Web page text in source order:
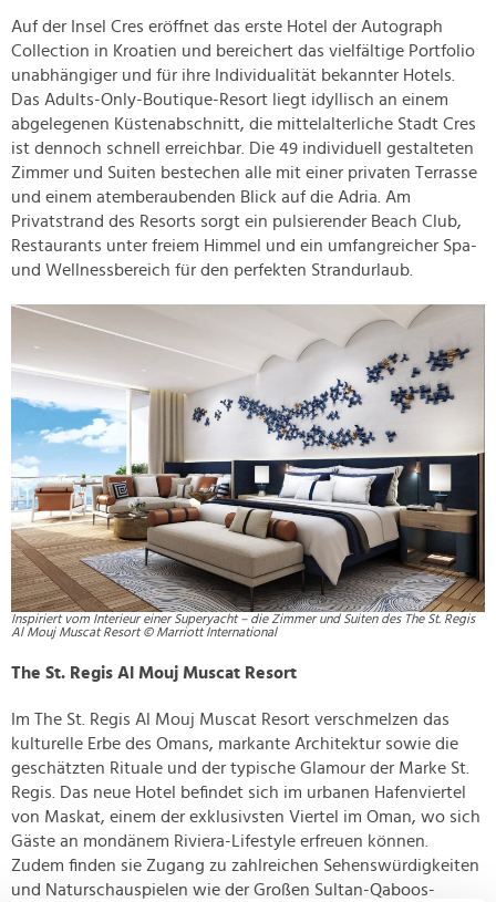
Auf der Insel Cres eröffnet das erste Hotel der Autograph
Collection in Kroatien und bereichert das vielfältige Portfolio
unabhängiger und für ihre Individualität bekannter Hotels.
Das Adults-Only-Boutique-Resort liegt idyllisch an einem
abgelegenen Küstenabschnitt, die mittelalterliche Stadt Cres
ist dennoch schnell erreichbar. Die 49 individuell gestalteten
Zimmer und Suiten bestechen alle mit einer privaten Terrasse
und einem atemberaubenden Blick auf die Adria. Am
Privatstrand des Resorts sorgt ein pulsierender Beach Club,
Restaurants unter freiem Himmel und ein umfangreicher Spa-
und Wellnessbereich für den perfekten Strandurlaub.
Inspiriert vom Interieur einer Superyacht – die Zimmer und Suiten des The St. Regis
Al Mouj Muscat Resort © Marriott International
The St. Regis Al Mouj Muscat Resort
Im The St. Regis Al Mouj Muscat Resort verschmelzen das
kulturelle Erbe des Omans, markante Architektur sowie die
geschätzten Rituale und der typische Glamour der Marke St.
Regis. Das neue Hotel befindet sich im urbanen Hafenviertel
von Maskat, einem der exklusivsten Viertel im Oman, wo sich
Gäste an mondänem Riviera-Lifestyle erfreuen können.
Zudem finden sie Zugang zu zahlreichen Sehenswürdigkeiten
und Naturschauspielen wie der Großen Sultan-Qaboos-